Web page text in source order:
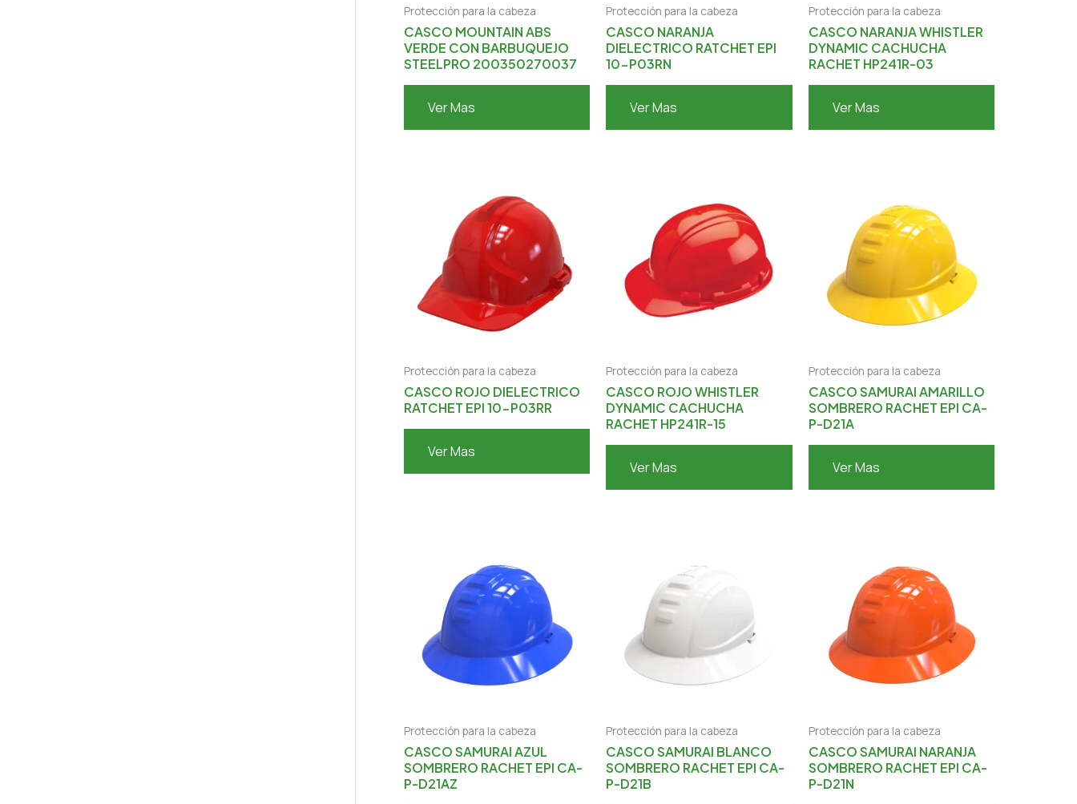
Protección para la cabeza
CASCO MOUNTAIN ABS
VERDE CON BARBUQUEJO
STEELPRO 200350270037
Ver Mas
Protección para la cabeza
CASCO NARANJA
DIELECTRICO RATCHET EPI
10-P03RN
Ver Mas
Protección para la cabeza
CASCO NARANJA WHISTLER
DYNAMIC CACHUCHA
RACHET HP241R-03
Ver Mas
Protección para la cabeza
CASCO ROJO DIELECTRICO
RATCHET EPI 10-P03RR
Ver Mas
Protección para la cabeza
CASCO ROJO WHISTLER
DYNAMIC CACHUCHA
RACHET HP241R-15
Ver Mas
Protección para la cabeza
CASCO SAMURAI AMARILLO
SOMBRERO RACHET EPI CA-
P-D21A
Ver Mas
Protección para la cabeza
CASCO SAMURAI AZUL
SOMBRERO RACHET EPI CA-
P-D21AZ
Protección para la cabeza
CASCO SAMURAI BLANCO
SOMBRERO RACHET EPI CA-
P-D21B
Protección para la cabeza
CASCO SAMURAI NARANJA
SOMBRERO RACHET EPI CA-
P-D21N